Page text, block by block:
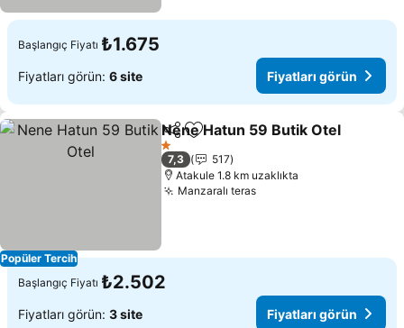
Başlangıç Fiyatı ₺1.675
Fiyatları görün: 6 site Fiyatları görün
Popüler Tercih
PaylaşFavorilerime ekle
Nene Hatun 59 Butik Otel
1 Yıldız
7,3
517
Atakule 1.8 km uzaklıkta
Manzaralı terasFiyatları görün
Başlangıç Fiyatı ₺2.502
Fiyatları görün: 3 site Fiyatları görün